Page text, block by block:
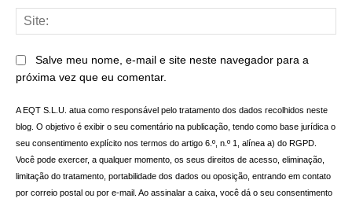
Salve meu nome, e-mail e site neste navegador para a
próxima vez que eu comentar.
A EQT S.L.U. atua como responsável pelo tratamento dos dados recolhidos neste
blog. O objetivo é exibir o seu comentário na publicação, tendo como base jurídica o
seu consentimento explícito nos termos do artigo 6.º, n.º 1, alínea a) do RGPD.
Você pode exercer, a qualquer momento, os seus direitos de acesso, eliminação,
limitação do tratamento, portabilidade dos dados ou oposição, entrando em contato
por correio postal ou por e-mail. Ao assinalar a caixa, você dá o seu consentimento